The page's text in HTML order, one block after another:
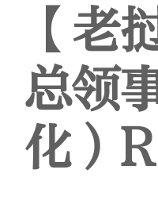
【老
总领
化）